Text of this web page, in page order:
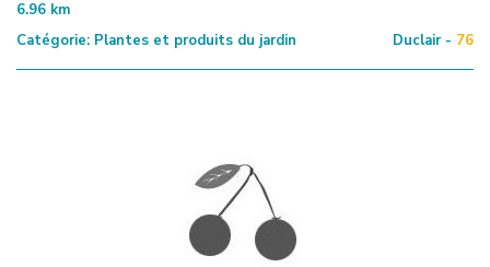
6.96 km
Catégorie: Plantes et produits du jardin Duclair - 76